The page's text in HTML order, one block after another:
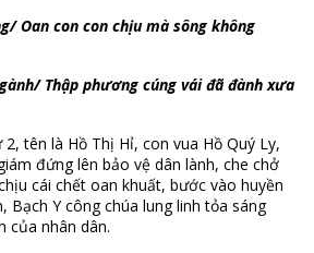
Oan con con chịu mà sông không
Thập phương cúng vái đã đành xưa
tên là Hồ Thị Hỉ, con vua Hồ Quý Ly,
đứng lên bảo vệ dân lành, che chở
cái chết oan khuất, bước vào huyền
Bạch Y công chúa lung linh tỏa sáng
của nhân dân.